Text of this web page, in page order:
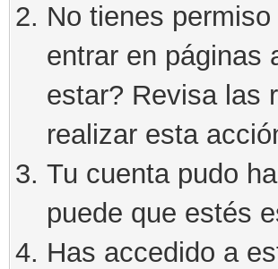
No tienes
entrar en páginas
estar? Revisa las
realizar esta
Tu cuenta pudo
puede que estés
Has accedido a